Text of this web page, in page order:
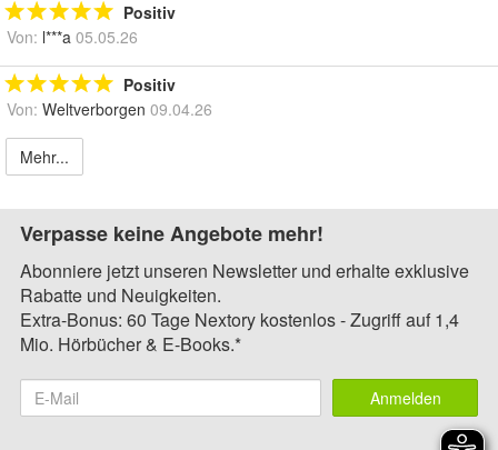
Positiv
Von: l***a 05.05.26
Positiv
Von: Weltverborgen 09.04.26
Mehr...
Verpasse keine Angebote mehr!
Abonniere jetzt unseren Newsletter und erhalte exklusive
Rabatte und Neuigkeiten.
Extra-Bonus: 60 Tage Nextory kostenlos - Zugriff auf 1,4
Mio. Hörbücher & E-Books.*
Anmelden